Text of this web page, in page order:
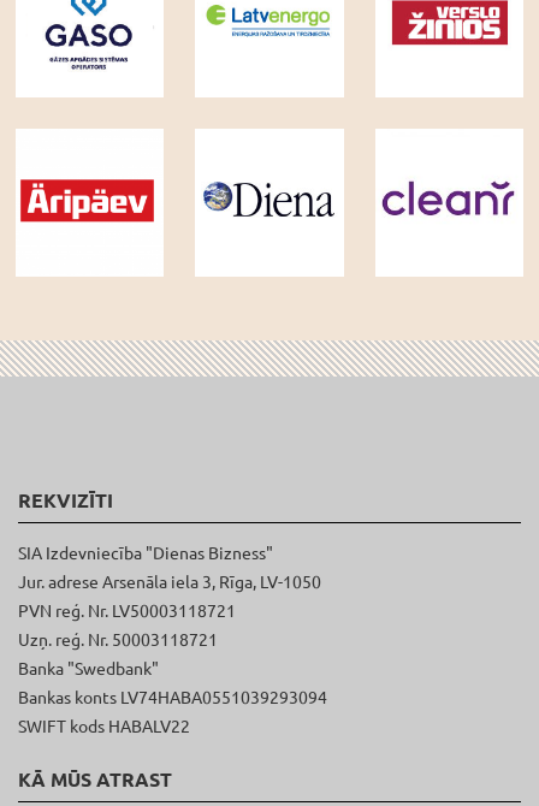
REKVIZĪTI
SIA Izdevniecība "Dienas Bizness"
Jur. adrese Arsenāla iela 3, Rīga, LV-1050
PVN reģ. Nr. LV50003118721
Uzņ. reģ. Nr. 50003118721
Banka "Swedbank"
Bankas konts LV74HABA0551039293094
SWIFT kods HABALV22
KĀ MŪS ATRAST